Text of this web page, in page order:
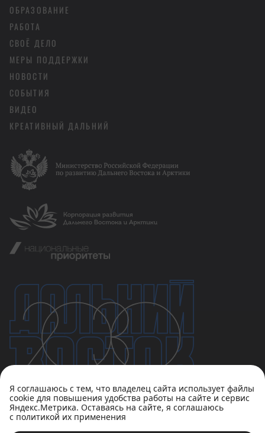
Я соглашаюсь с тем, что владелец сайта использует файлы
cookie для повышения удобства работы на сайте и сервис
Яндекс.Метрика. Оставаясь на сайте, я соглашаюсь
с политикой их применения
ОБРАЗОВАНИЕ
РАБОТА
СВОЁ ДЕЛО
МЕРЫ ПОДДЕРЖКИ
НОВОСТИ
СОБЫТИЯ
ВИДЕО
КРЕАТИВНЫЙ ДАЛЬНИЙ
Политика конфиденциальности
Пользовательское соглашение